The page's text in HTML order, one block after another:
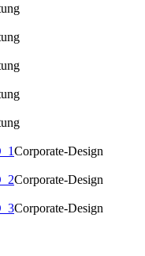
Corporate-Design
Corporate-Design
Corporate-Design